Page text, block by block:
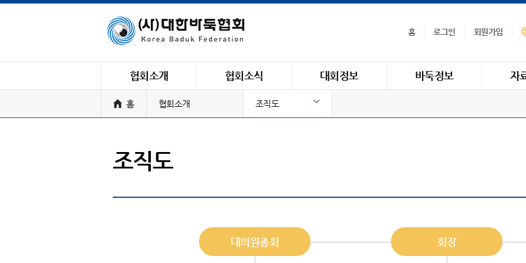
홈 로그인 회원가입
협회소개 협회소식 대회정보 바둑정보 자
홈 협회소개 조직도
조직도
대의원총회 회장